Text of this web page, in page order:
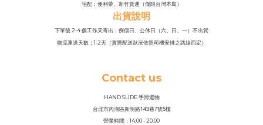
宅配：便利帶、新竹貨運（僅限台灣本島）
出貨說明
下單後 2-4 個工作天寄出，例假日、公休日（六、日、一）不出貨
物流運送天數：1-2天（實際配送狀況依照司機安排之路線而定）
Contact us
HAND SLIDE 手滑選物
台北市內湖區新明路143巷7號5樓
營業時間：14:00 - 20:00